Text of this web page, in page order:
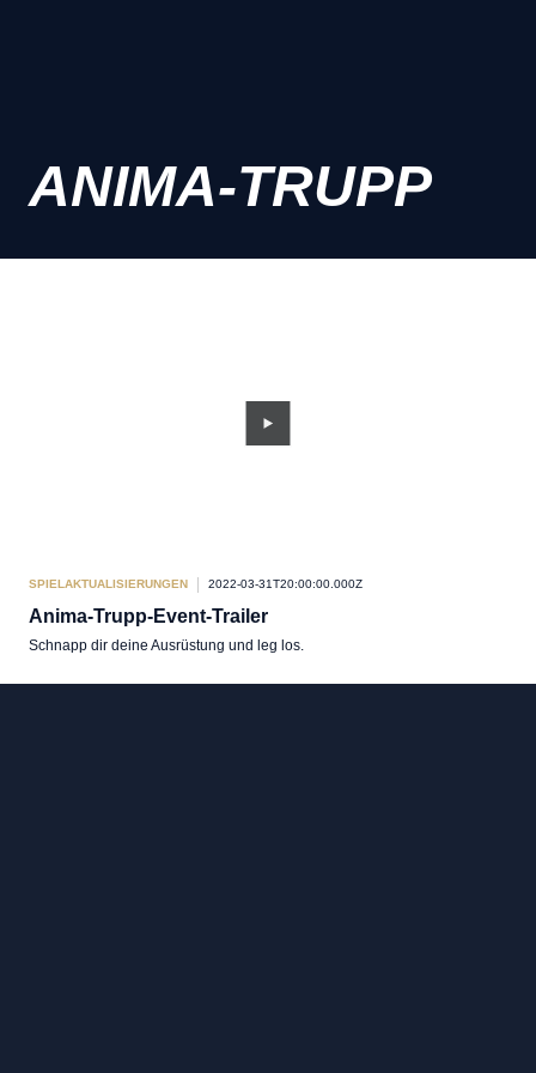
ANIMA-TRUPP
SPIELAKTUALISIERUNGEN 2022-03-31T20:00:00.000Z
Anima-Trupp-Event-Trailer
Schnapp dir deine Ausrüstung und leg los.